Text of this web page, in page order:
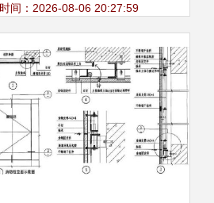
间：2026-08-06 20:27:59